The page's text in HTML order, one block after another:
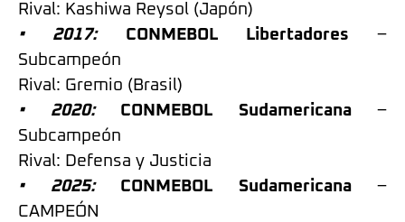
Rival: Kashiwa Reysol (Japón)
• 2017:
CONMEBOL Libertadores –
Subcampeón
Rival: Gremio (Brasil)
• 2020:
CONMEBOL Sudamericana–
Subcampeón
Rival: Defensa y Justicia
• 2025:
CONMEBOL Sudamericana–
CAMPEÓN